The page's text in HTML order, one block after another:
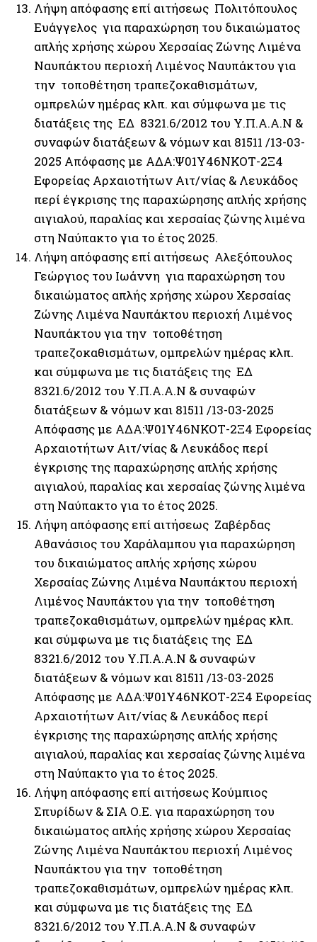
Λήψη απόφασης επί αιτήσεως Πολιτόπουλος
Ευάγγελος για παραχώρηση του δικαιώματος
απλής χρήσης χώρου Χερσαίας Ζώνης Λιμένα
Ναυπάκτου περιοχή Λιμένος Ναυπάκτου για
την τοποθέτηση τραπεζοκαθισμάτων,
ομπρελών ημέρας κλπ. και σύμφωνα με τις
διατάξεις της ΕΔ 8321.6/2012 του Υ.Π.Α.Α.Ν &
συναφών διατάξεων & νόμων και 81511 /13-03-
2025 Απόφασης με ΑΔΑ:Ψ01Υ46ΝΚΟΤ-2Ξ4
Εφορείας Αρχαιοτήτων Αιτ/νίας & Λευκάδος
περί έγκρισης της παραχώρησης απλής χρήσης
αιγιαλού, παραλίας και χερσαίας ζώνης λιμένα
στη Ναύπακτο για το έτος 2025.
Λήψη απόφασης επί αιτήσεως Αλεξόπουλος
Γεώργιος του Ιωάννη για παραχώρηση του
δικαιώματος απλής χρήσης χώρου Χερσαίας
Ζώνης Λιμένα Ναυπάκτου περιοχή Λιμένος
Ναυπάκτου για την τοποθέτηση
τραπεζοκαθισμάτων, ομπρελών ημέρας κλπ.
και σύμφωνα με τις διατάξεις της ΕΔ
8321.6/2012 του Υ.Π.Α.Α.Ν & συναφών
διατάξεων & νόμων και 81511 /13-03-2025
Απόφασης με ΑΔΑ:Ψ01Υ46ΝΚΟΤ-2Ξ4 Εφορείας
Αρχαιοτήτων Αιτ/νίας & Λευκάδος περί
έγκρισης της παραχώρησης απλής χρήσης
αιγιαλού, παραλίας και χερσαίας ζώνης λιμένα
στη Ναύπακτο για το έτος 2025.
Λήψη απόφασης επί αιτήσεως Ζαβέρδας
Αθανάσιος του Χαράλαμπου για παραχώρηση
του δικαιώματος απλής χρήσης χώρου
Χερσαίας Ζώνης Λιμένα Ναυπάκτου περιοχή
Λιμένος Ναυπάκτου για την τοποθέτηση
τραπεζοκαθισμάτων, ομπρελών ημέρας κλπ.
και σύμφωνα με τις διατάξεις της ΕΔ
8321.6/2012 του Υ.Π.Α.Α.Ν & συναφών
διατάξεων & νόμων και 81511 /13-03-2025
Απόφασης με ΑΔΑ:Ψ01Υ46ΝΚΟΤ-2Ξ4 Εφορείας
Αρχαιοτήτων Αιτ/νίας & Λευκάδος περί
έγκρισης της παραχώρησης απλής χρήσης
αιγιαλού, παραλίας και χερσαίας ζώνης λιμένα
στη Ναύπακτο για το έτος 2025.
Λήψη απόφασης επί αιτήσεως Κούμπιος
Σπυρίδων & ΣΙΑ Ο.Ε. για παραχώρηση του
δικαιώματος απλής χρήσης χώρου Χερσαίας
Ζώνης Λιμένα Ναυπάκτου περιοχή Λιμένος
Ναυπάκτου για την τοποθέτηση
τραπεζοκαθισμάτων, ομπρελών ημέρας κλπ.
και σύμφωνα με τις διατάξεις της ΕΔ
8321.6/2012 του Υ.Π.Α.Α.Ν & συναφών